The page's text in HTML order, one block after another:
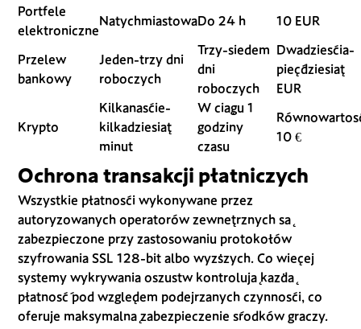
Portfele
elektroniczne
NatychmiastowaDo 24 h 10 EUR
Przelew
bankowy
Jeden-trzy dni
roboczych
Trzy-siedem
dni
roboczych
Dwadzieścia-
pięćdziesiąt
EUR
Krypto
Kilkanaście-
kilkadziesiąt
minut
W ciągu 1
godziny
czasu
10 €
Ochrona transakcji płatniczych
Wszystkie płatności wykonywane przez
autoryzowanych operatorów zewnętrznych są
zabezpieczone przy zastosowaniu protokołów
szyfrowania SSL 128-bit albo wyższych. Co więcej
systemy wykrywania oszustw kontrolują każdą
płatność pod względem podejrzanych czynności, co
oferuje maksymalną zabezpieczenie środków graczy.